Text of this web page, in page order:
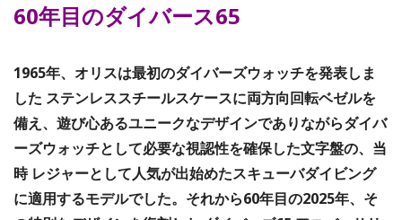
60年目のダイバース65
1965年、オリスは最初のダイバーズウォッチを発表しま
した ステンレススチールスケースに両方向回転ベゼルを
備え、遊び心あるユニークなデザインでありながらダイバ
ーズウォッチとして必要な視認性を確保した文字盤の、当
時 レジャーとして人気が出始めたスキューバダイビング
に適用するモデルでした。 それから60年目の2025年、そ